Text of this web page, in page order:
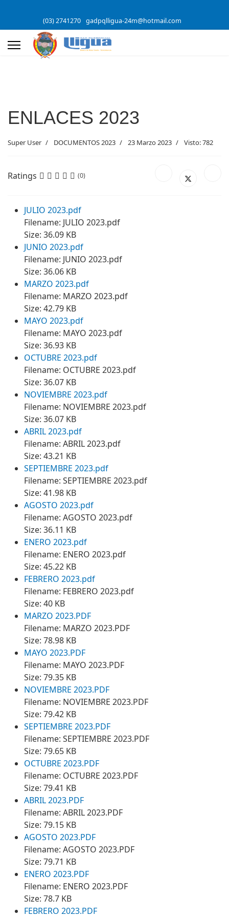
(03) 2741270 gadpqlligua-24m@hotmail.com
ENLACES 2023
Super User DOCUMENTOS 2023 23 Marzo 2023 Visto: 782
Ratings (0)
JULIO 2023.pdf
Filename: JULIO 2023.pdf
Size: 36.09 KB
JUNIO 2023.pdf
Filename: JUNIO 2023.pdf
Size: 36.06 KB
MARZO 2023.pdf
Filename: MARZO 2023.pdf
Size: 42.79 KB
MAYO 2023.pdf
Filename: MAYO 2023.pdf
Size: 36.93 KB
OCTUBRE 2023.pdf
Filename: OCTUBRE 2023.pdf
Size: 36.07 KB
NOVIEMBRE 2023.pdf
Filename: NOVIEMBRE 2023.pdf
Size: 36.07 KB
ABRIL 2023.pdf
Filename: ABRIL 2023.pdf
Size: 43.21 KB
SEPTIEMBRE 2023.pdf
Filename: SEPTIEMBRE 2023.pdf
Size: 41.98 KB
AGOSTO 2023.pdf
Filename: AGOSTO 2023.pdf
Size: 36.11 KB
ENERO 2023.pdf
Filename: ENERO 2023.pdf
Size: 45.22 KB
FEBRERO 2023.pdf
Filename: FEBRERO 2023.pdf
Size: 40 KB
MARZO 2023.PDF
Filename: MARZO 2023.PDF
Size: 78.98 KB
MAYO 2023.PDF
Filename: MAYO 2023.PDF
Size: 79.35 KB
NOVIEMBRE 2023.PDF
Filename: NOVIEMBRE 2023.PDF
Size: 79.42 KB
SEPTIEMBRE 2023.PDF
Filename: SEPTIEMBRE 2023.PDF
Size: 79.65 KB
OCTUBRE 2023.PDF
Filename: OCTUBRE 2023.PDF
Size: 79.41 KB
ABRIL 2023.PDF
Filename: ABRIL 2023.PDF
Size: 79.15 KB
AGOSTO 2023.PDF
Filename: AGOSTO 2023.PDF
Size: 79.71 KB
ENERO 2023.PDF
Filename: ENERO 2023.PDF
Size: 78.7 KB
FEBRERO 2023.PDF